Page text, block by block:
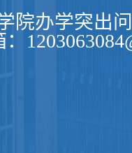
院办学突出